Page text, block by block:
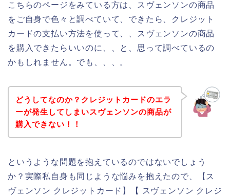
こちらのページをみている方は、スヴェンソンの商品
をご自身で色々と調べていて、できたら、クレジット
カードの支払い方法を使って、、スヴェンソンの商品
を購入できたらいいのに、、と、思って調べているの
かもしれません。でも、、、。
どうしてなのか？クレジットカードのエラ
ーが発生してしまいスヴェンソンの商品が
購入できない！！
というような問題を抱えているのではないでしょう
か？実際私自身も同じような悩みを抱えたので、【ス
ヴェンソン クレジットカード】【 スヴェンソン クレジ